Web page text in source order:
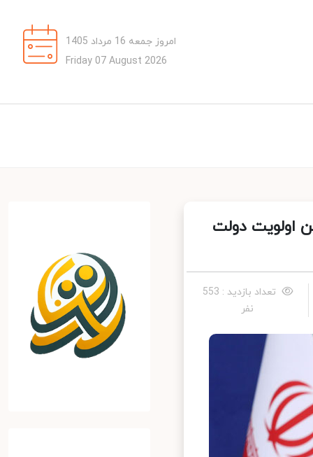
امروز جمعه 16 مرداد 1405
Friday 07 August 2026
دولت
تعداد بازدید : 553
نفر